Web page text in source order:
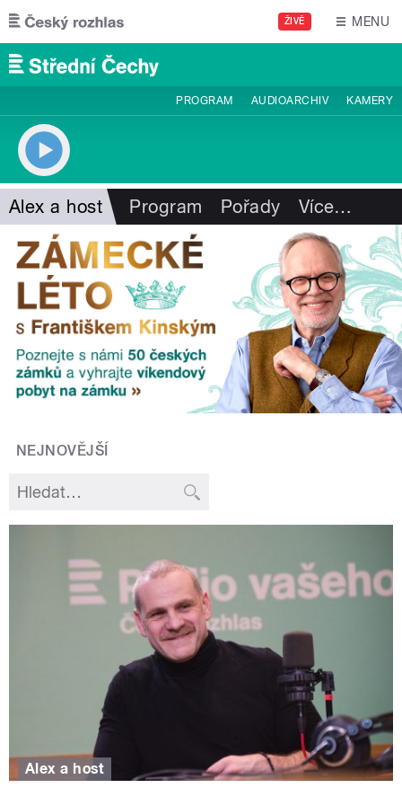
Přejít k hlavnímu obsahu
ŽIVĚ MENU
PROGRAM AUDIOARCHIV KAMERY
Alex a host Program Pořady Více…
NEJNOVĚJŠÍ
Alex a host